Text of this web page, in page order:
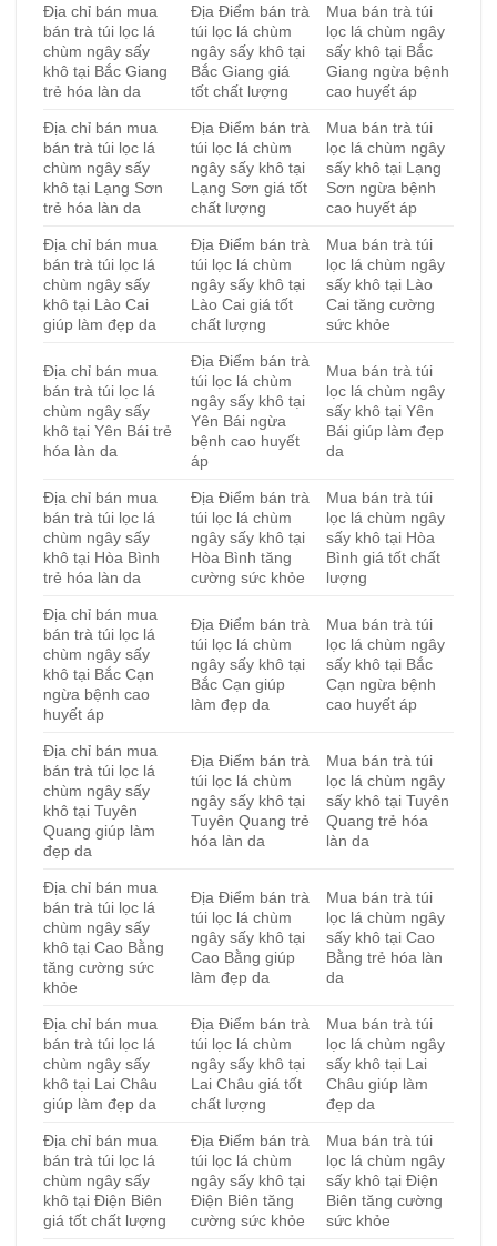
Địa chỉ bán mua
bán trà túi lọc lá
chùm ngây sấy
khô tại Bắc Giang
trẻ hóa làn da
Địa Điểm bán trà
túi lọc lá chùm
ngây sấy khô tại
Bắc Giang giá
tốt chất lượng
Mua bán trà túi
lọc lá chùm ngây
sấy khô tại Bắc
Giang ngừa bệnh
cao huyết áp
Địa chỉ bán mua
bán trà túi lọc lá
chùm ngây sấy
khô tại Lạng Sơn
trẻ hóa làn da
Địa Điểm bán trà
túi lọc lá chùm
ngây sấy khô tại
Lạng Sơn giá tốt
chất lượng
Mua bán trà túi
lọc lá chùm ngây
sấy khô tại Lạng
Sơn ngừa bệnh
cao huyết áp
Địa chỉ bán mua
bán trà túi lọc lá
chùm ngây sấy
khô tại Lào Cai
giúp làm đẹp da
Địa Điểm bán trà
túi lọc lá chùm
ngây sấy khô tại
Lào Cai giá tốt
chất lượng
Mua bán trà túi
lọc lá chùm ngây
sấy khô tại Lào
Cai tăng cường
sức khỏe
Địa chỉ bán mua
bán trà túi lọc lá
chùm ngây sấy
khô tại Yên Bái trẻ
hóa làn da
Địa Điểm bán trà
túi lọc lá chùm
ngây sấy khô tại
Yên Bái ngừa
bệnh cao huyết
áp
Mua bán trà túi
lọc lá chùm ngây
sấy khô tại Yên
Bái giúp làm đẹp
da
Địa chỉ bán mua
bán trà túi lọc lá
chùm ngây sấy
khô tại Hòa Bình
trẻ hóa làn da
Địa Điểm bán trà
túi lọc lá chùm
ngây sấy khô tại
Hòa Bình tăng
cường sức khỏe
Mua bán trà túi
lọc lá chùm ngây
sấy khô tại Hòa
Bình giá tốt chất
lượng
Địa chỉ bán mua
bán trà túi lọc lá
chùm ngây sấy
khô tại Bắc Cạn
ngừa bệnh cao
huyết áp
Địa Điểm bán trà
túi lọc lá chùm
ngây sấy khô tại
Bắc Cạn giúp
làm đẹp da
Mua bán trà túi
lọc lá chùm ngây
sấy khô tại Bắc
Cạn ngừa bệnh
cao huyết áp
Địa chỉ bán mua
bán trà túi lọc lá
chùm ngây sấy
khô tại Tuyên
Quang giúp làm
đẹp da
Địa Điểm bán trà
túi lọc lá chùm
ngây sấy khô tại
Tuyên Quang trẻ
hóa làn da
Mua bán trà túi
lọc lá chùm ngây
sấy khô tại Tuyên
Quang trẻ hóa
làn da
Địa chỉ bán mua
bán trà túi lọc lá
chùm ngây sấy
khô tại Cao Bằng
tăng cường sức
khỏe
Địa Điểm bán trà
túi lọc lá chùm
ngây sấy khô tại
Cao Bằng giúp
làm đẹp da
Mua bán trà túi
lọc lá chùm ngây
sấy khô tại Cao
Bằng trẻ hóa làn
da
Địa chỉ bán mua
bán trà túi lọc lá
chùm ngây sấy
khô tại Lai Châu
giúp làm đẹp da
Địa Điểm bán trà
túi lọc lá chùm
ngây sấy khô tại
Lai Châu giá tốt
chất lượng
Mua bán trà túi
lọc lá chùm ngây
sấy khô tại Lai
Châu giúp làm
đẹp da
Địa chỉ bán mua
bán trà túi lọc lá
chùm ngây sấy
khô tại Điện Biên
giá tốt chất lượng
Địa Điểm bán trà
túi lọc lá chùm
ngây sấy khô tại
Điện Biên tăng
cường sức khỏe
Mua bán trà túi
lọc lá chùm ngây
sấy khô tại Điện
Biên tăng cường
sức khỏe